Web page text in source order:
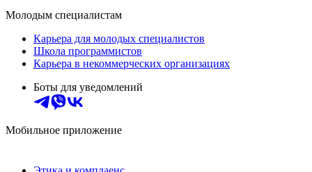
Молодым специалистам
Карьера для молодых специалистов
Школа программистов
Карьера в некоммерческих организациях
Боты для уведомлений
Мобильное приложение